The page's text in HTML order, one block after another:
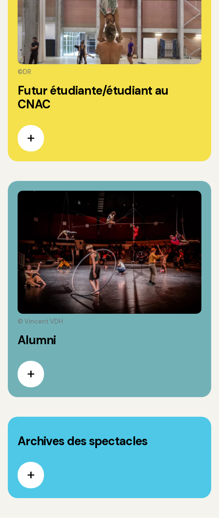
©DR
Futur étudiante/étudiant au
CNAC
© Vincent VDH
Alumni
Archives des spectacles